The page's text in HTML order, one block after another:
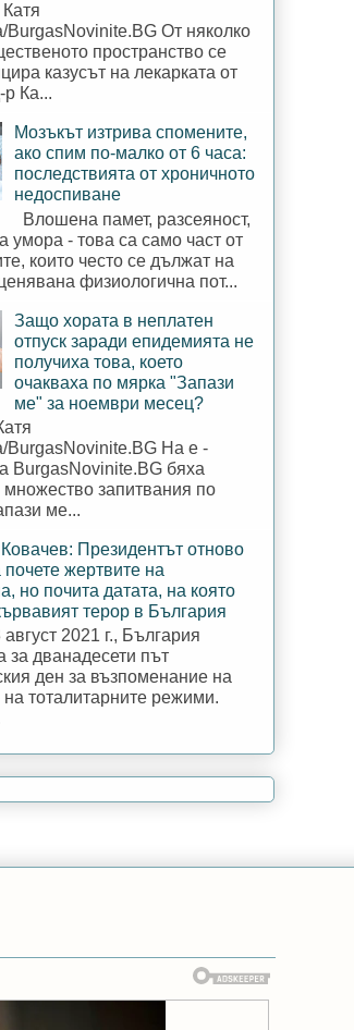
BurgasNovinite.BG От няколко
пространство се
казусът на лекарката от
Ка...
Мозъкът изтрива спомените,
ако спим по-малко от 6 часа:
последствията от хроничното
недоспиване
Влошена памет, разсеяност,
умора - това са само част от
които често се дължат на
физиологична пот...
Защо хората в неплатен
отпуск заради епидемията не
получиха това, което
очакваха по мярка "Запази
ме" за ноември месец?
BurgasNovinite.BG На е -
BurgasNovinite.BG бяха
множество запитвания по
ме...
Президентът отново
жертвите на
но почита датата, на която
терор в България
2021 г., България
за дванадесети път
ден за възпоменание на
тоталитарните режими.